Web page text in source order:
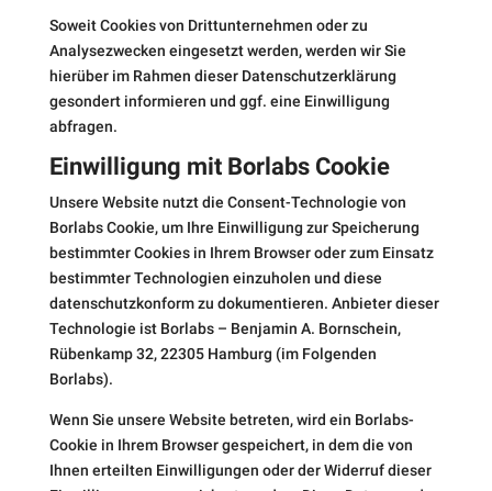
Soweit Cookies von Drittunternehmen oder zu
Analysezwecken eingesetzt werden, werden wir Sie
hierüber im Rahmen dieser Datenschutzerklärung
gesondert informieren und ggf. eine Einwilligung
abfragen.
Einwilligung mit Borlabs Cookie
Unsere Website nutzt die Consent-Technologie von
Borlabs Cookie, um Ihre Einwilligung zur Speicherung
bestimmter Cookies in Ihrem Browser oder zum Einsatz
bestimmter Technologien einzuholen und diese
datenschutzkonform zu dokumentieren. Anbieter dieser
Technologie ist Borlabs – Benjamin A. Bornschein,
Rübenkamp 32, 22305 Hamburg (im Folgenden
Borlabs).
Wenn Sie unsere Website betreten, wird ein Borlabs-
Cookie in Ihrem Browser gespeichert, in dem die von
Ihnen erteilten Einwilligungen oder der Widerruf dieser